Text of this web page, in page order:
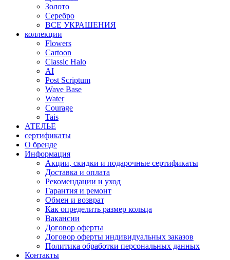
Золото
Серебро
ВСЕ УКРАШЕНИЯ
коллекции
Flowers
Cartoon
Classic Halo
AI
Post Scriptum
Wave Base
Water
Courage
Tais
АТЕЛЬЕ
сертификаты
О бренде
Информация
Акции, скидки и подарочные сертификаты
Доставка и оплата
Рекомендации и уход
Гарантия и ремонт
Обмен и возврат
Как определить размер кольца
Вакансии
Договор оферты
Договор оферты индивидуальных заказов
Политика обработки персональных данных
Контакты